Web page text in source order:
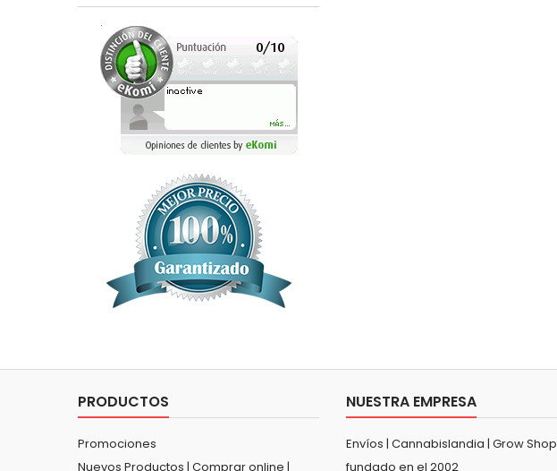
PRODUCTOS
Promociones
Nuevos Productos | Comprar online |
NUESTRA EMPRESA
Envíos | Cannabislandia | Grow Shop
fundado en el 2002